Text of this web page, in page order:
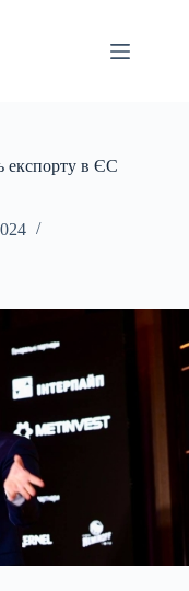
експорту в ЄС